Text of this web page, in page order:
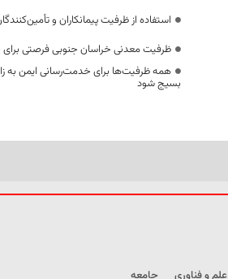
استفاده از ظرفیت پیمانکاران و
ظرفیت معدنی خراسان جنوبی فرصتی
همه ظرفیت‌ها برای خدمت‌رسانی ایمن به
بسیج شود
علم و فناوری
جامعه